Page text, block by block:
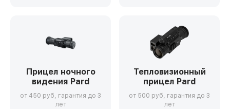
Прицел ночного
видения Pard
от 450 руб, гарантия до 3
лет
Тепловизионный
прицел Pard
от 500 руб, гарантия до 3
лет